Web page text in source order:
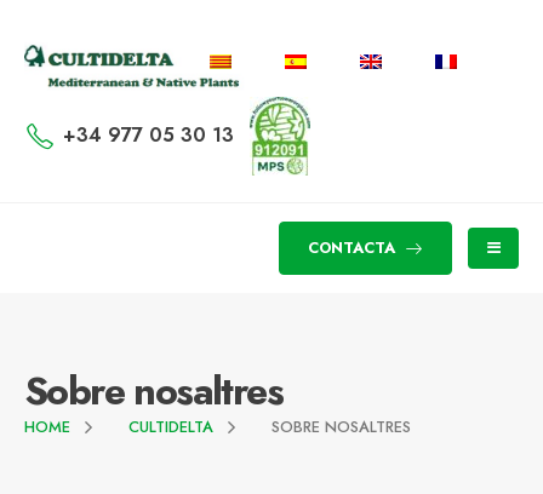
+34 977 05 30 13
CONTACTA
Sobre nosaltres
HOME CULTIDELTA SOBRE NOSALTRES